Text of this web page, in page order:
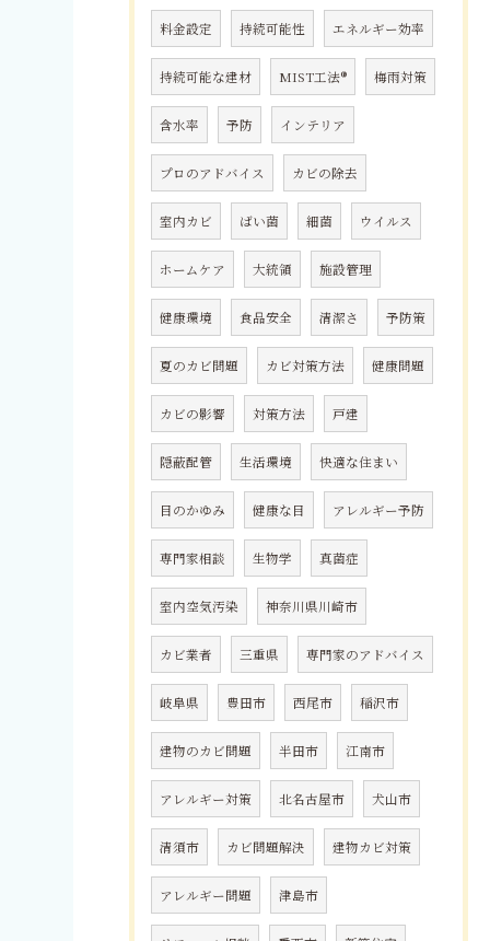
料金設定 持続可能性 エネルギー効率
持続可能な建材 MIST工法® 梅雨対策
含水率 予防 インテリア
プロのアドバイス カビの除去
室内カビ ばい菌 細菌 ウイルス
ホームケア 大統領 施設管理
健康環境 食品安全 清潔さ 予防策
夏のカビ問題 カビ対策方法 健康問題
カビの影響 対策方法 戸建
隠蔽配管 生活環境 快適な住まい
目のかゆみ 健康な目 アレルギー予防
専門家相談 生物学 真菌症
室内空気汚染 神奈川県川崎市
カビ業者 三重県 専門家のアドバイス
岐阜県 豊田市 西尾市 稲沢市
建物のカビ問題 半田市 江南市
アレルギー対策 北名古屋市 犬山市
清須市 カビ問題解決 建物カビ対策
アレルギー問題 津島市